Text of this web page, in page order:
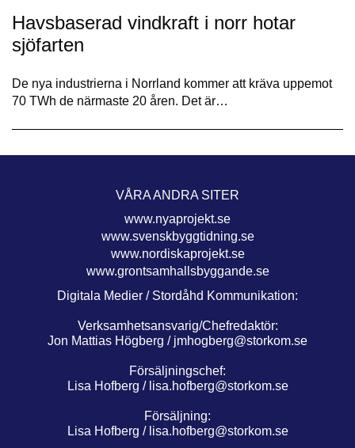
Havsbaserad vindkraft i norr hotar
sjöfarten
De nya industrierna i Norrland kommer att kräva uppemot
70 TWh de närmaste 20 åren. Det är…
VÅRA ANDRA SITER
www.nyaprojekt.se
www.svenskbyggtidning.se
www.nordiskaprojekt.se
www.grontsamhallsbyggande.se
Digitala Medier / Stordåhd Kommunikation:
Verksamhetsansvarig/Chefredaktör:
Jon Mattias Högberg / jmhogberg@storkom.se
Försäljningschef:
Lisa Hofberg / lisa.hofberg@storkom.se
Försäljning:
Lisa Hofberg / lisa.hofberg@storkom.se